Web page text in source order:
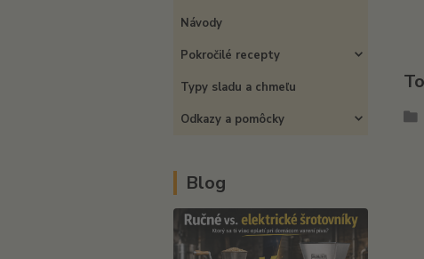
Návody
Pokročilé recepty
Typy sladu a chmeľu
Odkazy a pomôcky
Blog